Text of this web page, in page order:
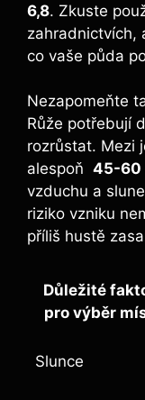
6,8.‍ Zkuste
zahradnictvích,
co vaše půda
Nezapomeňte
Růže potřebují
rozrůstat. Mezi
alespoň ⁤ 45-60⁢
‌vzduchu⁢ a
riziko‌ vzniku
příliš hustě
Důležité
pro výběr
Slunce